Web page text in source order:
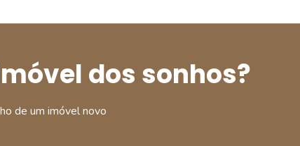
dos sonhos?
de um imóvel novo